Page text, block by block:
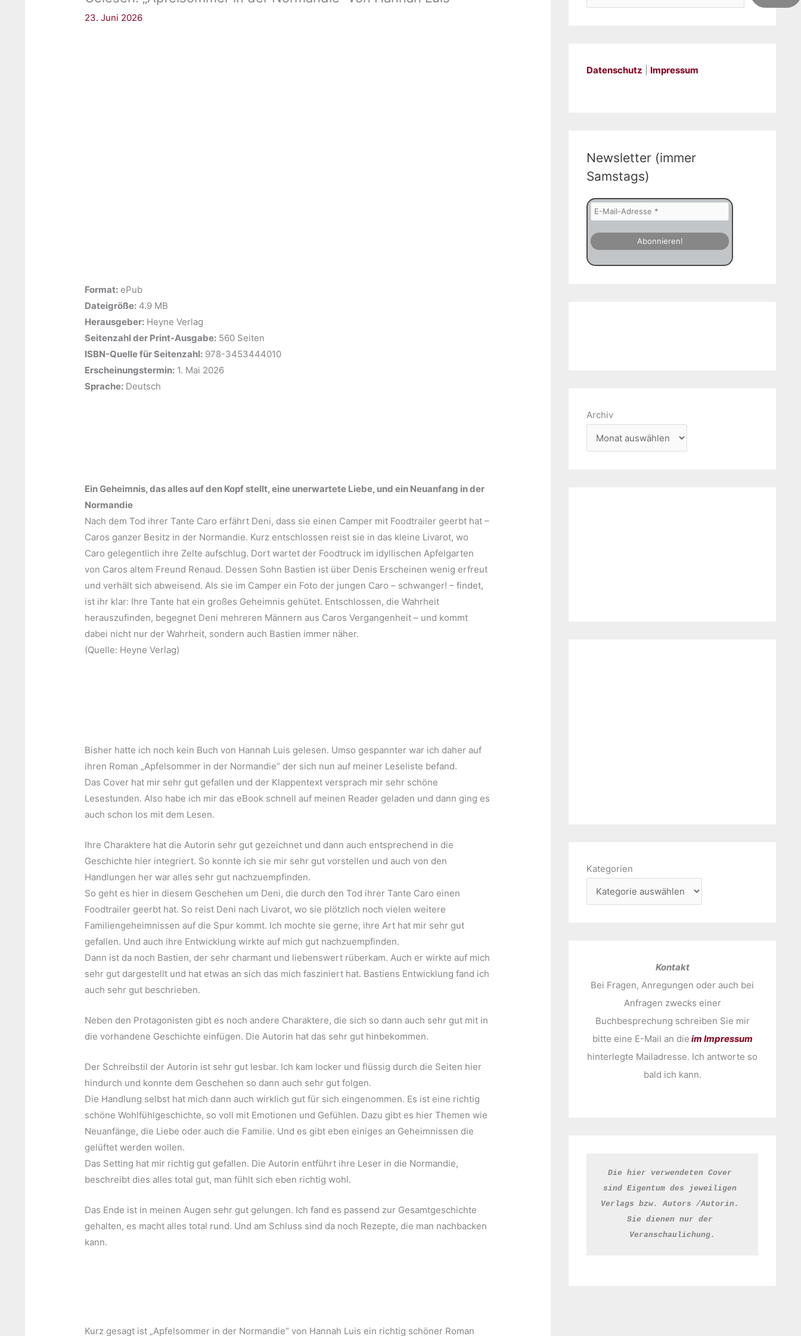
23. Juni 2026
Format: ePub
Dateigröße: ‎4.9 MB
Herausgeber: ‎Heyne Verlag
Seitenzahl der Print-Ausgabe: ‎560 Seiten
ISBN-Quelle für Seitenzahl: 978-3453444010
Erscheinungstermin: ‎1. Mai 2026
Sprache: ‎Deutsch
Ein Geheimnis, das alles auf den Kopf stellt, eine unerwartete Liebe, und ein Neuanfang in der
Normandie
Nach dem Tod ihrer Tante Caro erfährt Deni, dass sie einen Camper mit Foodtrailer geerbt hat –
Caros ganzer Besitz in der Normandie. Kurz entschlossen reist sie in das kleine Livarot, wo
Caro gelegentlich ihre Zelte aufschlug. Dort wartet der Foodtruck im idyllischen Apfelgarten
von Caros altem Freund Renaud. Dessen Sohn Bastien ist über Denis Erscheinen wenig erfreut
und verhält sich abweisend. Als sie im Camper ein Foto der jungen Caro – schwanger! – findet,
ist ihr klar: Ihre Tante hat ein großes Geheimnis gehütet. Entschlossen, die Wahrheit
herauszufinden, begegnet Deni mehreren Männern aus Caros Vergangenheit – und kommt
dabei nicht nur der Wahrheit, sondern auch Bastien immer näher.
(Quelle: Heyne Verlag)
Bisher hatte ich noch kein Buch von Hannah Luis gelesen. Umso gespannter war ich daher auf
ihren Roman „Apfelsommer in der Normandie“ der sich nun auf meiner Leseliste befand.
Das Cover hat mir sehr gut gefallen und der Klappentext versprach mir sehr schöne
Lesestunden. Also habe ich mir das eBook schnell auf meinen Reader geladen und dann ging es
auch schon los mit dem Lesen.
Ihre Charaktere hat die Autorin sehr gut gezeichnet und dann auch entsprechend in die
Geschichte hier integriert. So konnte ich sie mir sehr gut vorstellen und auch von den
Handlungen her war alles sehr gut nachzuempfinden.
So geht es hier in diesem Geschehen um Deni, die durch den Tod ihrer Tante Caro einen
Foodtrailer geerbt hat. So reist Deni nach Livarot, wo sie plötzlich noch vielen weitere
Familiengeheimnissen auf die Spur kommt. Ich mochte sie gerne, ihre Art hat mir sehr gut
gefallen. Und auch ihre Entwicklung wirkte auf mich gut nachzuempfinden.
Dann ist da noch Bastien, der sehr charmant und liebenswert rüberkam. Auch er wirkte auf mich
sehr gut dargestellt und hat etwas an sich das mich fasziniert hat. Bastiens Entwicklung fand ich
auch sehr gut beschrieben.
Neben den Protagonisten gibt es noch andere Charaktere, die sich so dann auch sehr gut mit in
die vorhandene Geschichte einfügen. Die Autorin hat das sehr gut hinbekommen.
Der Schreibstil der Autorin ist sehr gut lesbar. Ich kam locker und flüssig durch die Seiten hier
hindurch und konnte dem Geschehen so dann auch sehr gut folgen.
Die Handlung selbst hat mich dann auch wirklich gut für sich eingenommen. Es ist eine richtig
schöne Wohlfühlgeschichte, so voll mit Emotionen und Gefühlen. Dazu gibt es hier Themen wie
Neuanfänge, die Liebe oder auch die Familie. Und es gibt eben einiges an Geheimnissen die
gelüftet werden wollen.
Das Setting hat mir richtig gut gefallen. Die Autorin entführt ihre Leser in die Normandie,
beschreibt dies alles total gut, man fühlt sich eben richtig wohl.
Das Ende ist in meinen Augen sehr gut gelungen. Ich fand es passend zur Gesamtgeschichte
gehalten, es macht alles total rund. Und am Schluss sind da noch Rezepte, die man nachbacken
kann.
Kurz gesagt ist „Apfelsommer in der Normandie“ von Hannah Luis ein richtig schöner Roman
Datenschutz Impressum
Newsletter (immer
Samstags)
Archiv
Kategorien
Kontakt
Bei Fragen, Anregungen oder auch bei
Anfragen zwecks einer
Buchbesprechung schreiben Sie mir
bitte eine E-Mail an die im Impressum
hinterlegte Mailadresse. Ich antworte so
bald ich kann.
Die hier verwendeten Cover
sind Eigentum des jeweiligen
Verlags bzw. Autors /Autorin.
Sie dienen nur der
Veranschaulichung.